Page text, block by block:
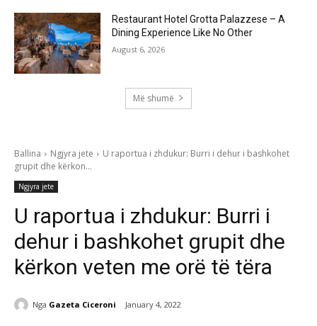
Restaurant Hotel Grotta Palazzese – A
Dining Experience Like No Other
August 6, 2026
Më shumë